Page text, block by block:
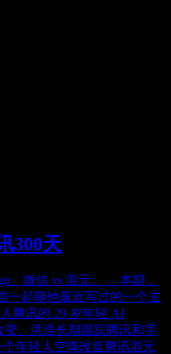
300天
、微信 vs 混元。」 本期，
一起聊他最近写过的一个主
腾讯的 29 岁年轻 AI
变。洪浩长期跟踪腾讯和字
年轻人空降改造腾讯混元